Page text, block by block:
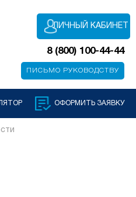
8 (800) 100-44-44
ЛИЧНЫЙ КАБИНЕТ
ПИСЬМО РУКОВОДСТВУ
ОФОРМИТЬ ЗАЯВКУ